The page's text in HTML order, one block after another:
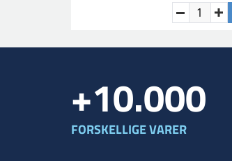
+10.000
FORSKELLIGE VARER